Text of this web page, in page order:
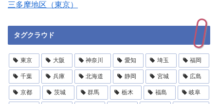
三多摩地区（東京）
タグクラウド
東京 大阪 神奈川 愛知 埼玉 福岡
千葉 兵庫 北海道 静岡 宮城 広島
京都 茨城 群馬 栃木 福島 岐阜